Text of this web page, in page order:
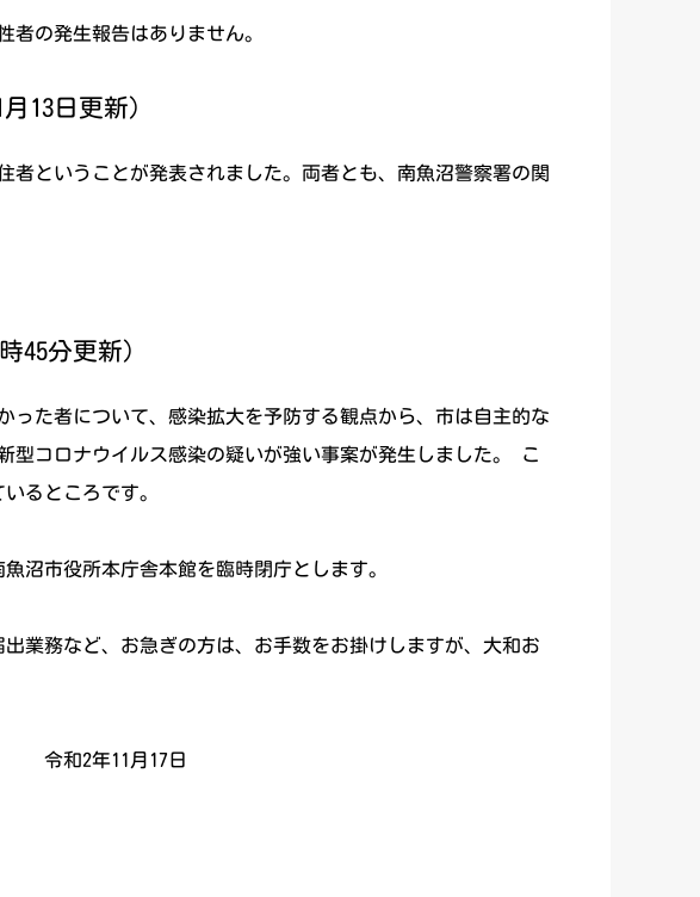
者の発生報告はありません。
13日更新)
者ということが発表されました。両者とも、南魚沼警察署の関
45分更新)
った者について、感染拡大を予防する観点から、市は自主的な
型コロナウイルス感染の疑いが強い事案が発生しました。 こ
るところです。
沼市役所本庁舎本館を臨時閉庁とします。
業務など、お急ぎの方は、お手数をお掛けしますが、大和お
日